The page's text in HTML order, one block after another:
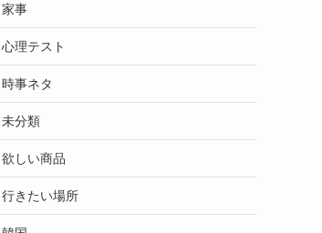
家事
心理テスト
時事ネタ
未分類
欲しい商品
行きたい場所